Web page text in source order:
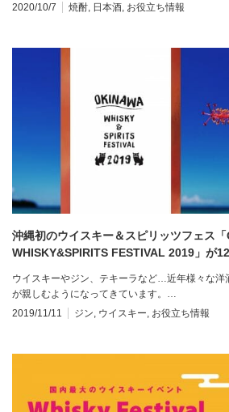
2020/10/7
焼酎 日本酒 お役立ち情報
沖縄初のウイスキー＆スピリッツフェス「
WHISKY&SPIRITS FESTIVAL 2019」が
ウイスキーやジン、テキーラなど…近年様々な洋
が親しむようになってきています。…
2019/11/11
ジン ウイスキー お役立ち情報